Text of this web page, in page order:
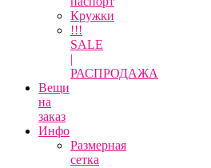
Кружки
!!!
SALE
|
РАСПРОДАЖА
Вещи
на
заказ
Инфо
Размерная
сетка